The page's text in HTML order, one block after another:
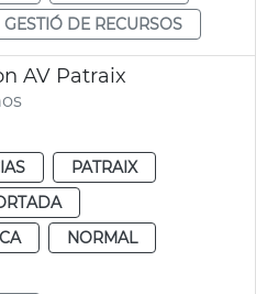
GESTIÓ DE RECURSOS
AV Patraix
PATRAIX
NORMAL